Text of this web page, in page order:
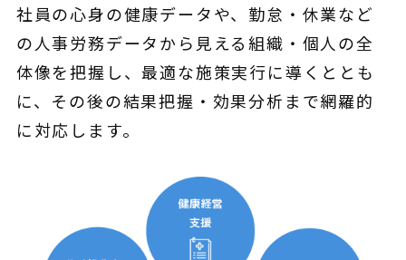
社員の心身の健康データや、勤怠・休業など
の人事労務データから見える組織・個人の全
体像を把握し、最適な施策実行に導くととも
に、その後の結果把握・効果分析まで網羅的
に対応します。